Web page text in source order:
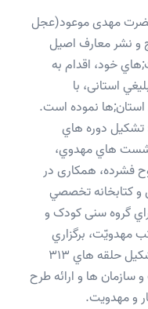
مهدی موعود(عجل
و نشر معارف اصیل
خود، اقدام به
استانی، با
نموده است.
تشكيل دوره هاي
هاي مهدوي،
فشرده، همکاری در
و كتابخانه تخصصي
گروه سنی کودک و
مهدويّت، برگزاري
اردوهاي زيارتي به شهرمقدس قم، تشكيل حلقه هاي 313
سازمان ها و ارائه طرح
و مهدویت.